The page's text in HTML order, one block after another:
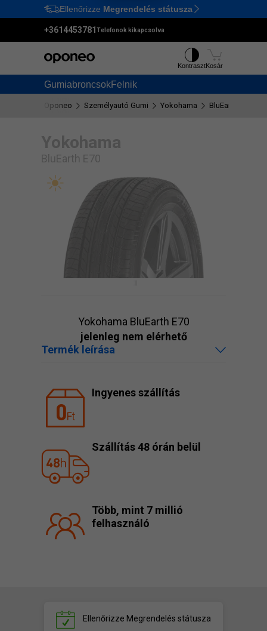
Ctrl M
Ellenőrizze Megrendelés státusza
+3614453781Telefonok kikapcsolva
GumiabroncsokFelnik
KontrasztKosár
Oponeo Személyautó Gumi Yokohama BluEarth E70
Yokohama
BluEarth E70
Yokohama BluEarth E70
jelenleg nem elérhető
Termék leírása
Ingyenes szállítás
Szállítás 48 órán belül
Több, mint 7 millió
felhasználó
Ellenőrizze Megrendelés státusza